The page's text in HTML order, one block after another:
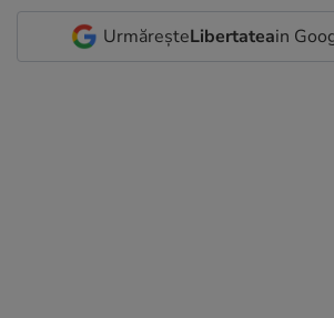
UrmăreșteLibertateain